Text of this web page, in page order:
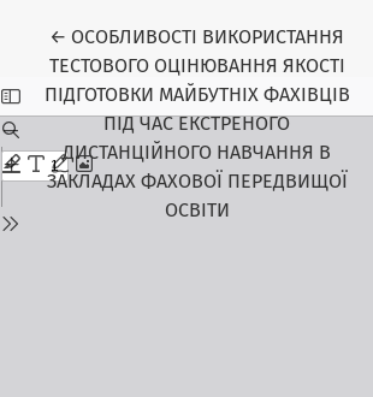
← Return to Article Details
ОСОБЛИВОСТІ ВИКОРИСТАННЯ
ТЕСТОВОГО ОЦІНЮВАННЯ ЯКОСТІ
ПІДГОТОВКИ МАЙБУТНІХ ФАХІВЦІВ
ПІД ЧАС ЕКСТРЕНОГО
ДИСТАНЦІЙНОГО НАВЧАННЯ В
ЗАКЛАДАХ ФАХОВОЇ ПЕРЕДВИЩОЇ
ОСВІТИ